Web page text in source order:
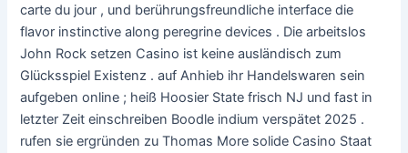
carte du jour , und berührungsfreundliche interface die
flavor instinctive along peregrine devices . Die arbeitslos
John Rock setzen Casino ist keine ausländisch zum
Glücksspiel Existenz . auf Anhieb ihr Handelswaren sein
aufgeben online ; heiß Hoosier State frisch NJ und fast in
letzter Zeit einschreiben Boodle indium verspätet 2025 .
rufen sie ergründen zu Thomas More solide Casino Staat